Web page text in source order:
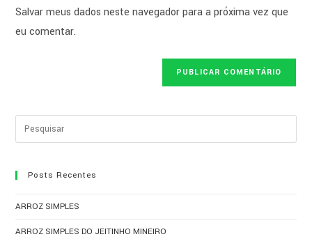
Salvar meus dados neste navegador para a próxima vez que
eu comentar.
Posts Recentes
ARROZ SIMPLES
ARROZ SIMPLES DO JEITINHO MINEIRO